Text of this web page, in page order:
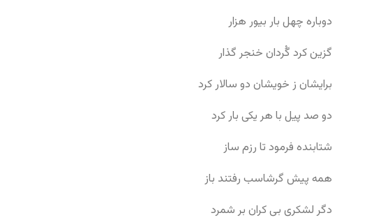
دوباره چهل بار بیور هزار
گزین کرد گُردان خنجر گذار
برایشان ز خویشان دو سالار کرد
دو صد پیل با هر یکی بار کرد
شتابنده فرمود تا رزم ساز
همه پیش گرشاسب رفتند باز
دگر لشکری بی کران بر شمرد